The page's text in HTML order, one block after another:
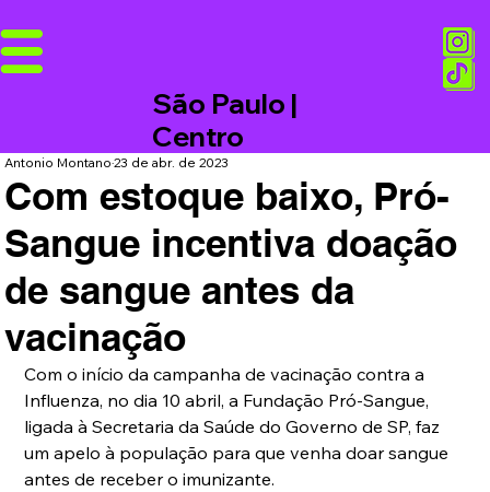
São Paulo |
Centro
Com estoque baixo, Pró-
Sangue incentiva doação
de sangue antes da
vacinação
Antonio Montano23 de abr. de 2023
Com o início da campanha de vacinação contra a
Influenza, no dia 10 abril, a Fundação Pró-Sangue,
ligada à Secretaria da Saúde do Governo de SP, faz
um apelo à população para que venha doar sangue
antes de receber o imunizante.